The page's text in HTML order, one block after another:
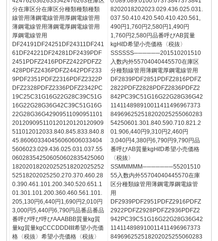
分在庫区分在庫区分種類種類種類
線管用薄鋼電線管用厚鋼電線管用
薄鋼電線管用薄鋼電厚鋼電線管用
厚鋼電線管用
DF24191DF24251DF24311DF241
61DF24221DF24281DF2439PDF
2451PDFZ2416PDFZ2422PDFZ2
428PDFZ2436PDFZ2442PDF233
9PDF2351PDFZ2316PDFZ2322P
DFZ2328PDFZ2336PDFZ2342PC
19C25C31G16G22G28C39C51G
16G22G28G36G42C39C51G16G
22G28G36G42909511090951101
201209095110120120120120909
511012012033.840.845.833.840.8
45.860603340456060606033404
5606023.029.436.025.031.037.55
060283542506050602835425060
182020182020252518202025252
52518202025250.270.370.460.28
0.390.461.101.200.340.520.651.1
01.301.101.200.360.460.561.101.
205,130円6,440円1,690円2,010円
3,000円5,440円6,790円品番品番品
番呼び呼び呼びAAABBB質量kg質
量kg質量kgCCCDDDℓℓℓ希望小売価
格〈税抜〉希望小売価格〈税抜〉
8202018202023.029.436.025.031.
037.50.410.420.540.410.420.561,
490円1,760円2,580円1,490円
1,760円2,580円品番呼びAB質量
kgHℓD希望小売価格〈税抜〉
SSSSSS──────201510201510
入数内外55704040445570在庫区
分種類線管用薄鋼電厚鋼電線管用
DF2839PDF2851PDFZ2816PDFZ
2822PDFZ2828PDFZ2836PDFZ2
842PC39C51G16G22G28G36G42
114114898910011411496967373
849696252518202025255060283
54250601.301.840.590.710.821.2
01.906,440円9,310円2,460円
3,040円4,380円6,790円9,790円品
番呼びAB質量kgHℓD希望小売価格
〈税抜〉
SSMMMMM───────55201510
55入数内外55704040445570在庫
区分種類線管用薄鋼電厚鋼電線管
用
DF2939PDF2951PDFZ2916PDFZ
2922PDFZ2928PDFZ2936PDFZ2
942PC39C51G16G22G28G36G42
114114898910011411496967373
849696252518202025255060283